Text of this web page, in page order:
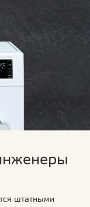
штатными